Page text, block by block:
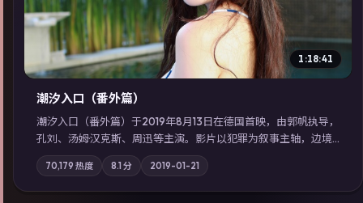
1:18:41
潮汐入口（番外篇）
潮汐入口（番外篇）于2019年8月13日在德国首映，由郭帆执导，
孔刘、汤姆·汉克斯、周迅等主演。影片以犯罪为叙事主轴，边境
小镇的平静被一封匿名信彻底打破；摄影与配乐强化地域气质；
站内亦可通过「国产免费观看高清电视剧在线看」延展检索同类
型高分佳作，畅享高清在线追剧体验。
70,179 热度 8.1 分 2019-01-21